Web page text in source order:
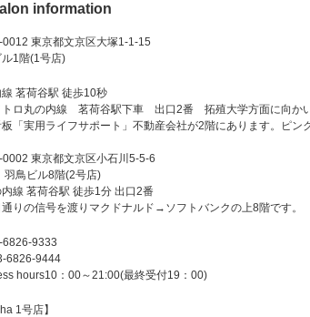
information
東京都文京区大塚1-1-15
1階(1号店)
線 茗荷谷駅 徒歩10秒
トロ丸の内線 茗荷谷駅下車 出口2番 拓殖大学方面に向かい
「実用ライフサポート」不動産会社が2階にあります。ピン
東京都文京区小石川5-5-6
ビル8階(2号店)
線 茗荷谷駅 徒歩1分 出口2番
りの信号を渡りマクドナルド→ソフトバンクの上8階です。
6826-9333
6826-9444
hours10：00～21:00(最終受付19：00)
1号店】